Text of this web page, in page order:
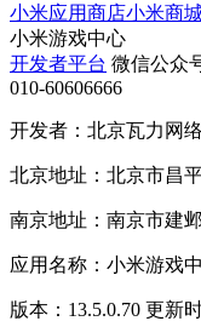
小米应用商店小米商
小米游戏中心
开发者平台 微信公众
010-60606666
开发者：北京瓦力网
北京地址：北京市昌
南京地址：南京市建
应用名称：小米游戏
版本：13.5.0.70 更新